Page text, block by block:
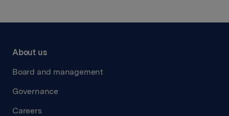
About us
Board and management
Governance
Careers